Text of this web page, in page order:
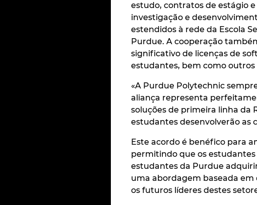
estudo, contratos de estágio
investigação e
estendidos à rede da Escola
Purdue. A cooperação
significativo de licenças de
estudantes, bem como
«A Purdue Polytechnic
aliança representa
soluções de primeira linha da
estudantes desenvolverão as
Este acordo é benéfico para
permitindo que os
estudantes da Purdue
uma abordagem baseada em
os futuros líderes destes